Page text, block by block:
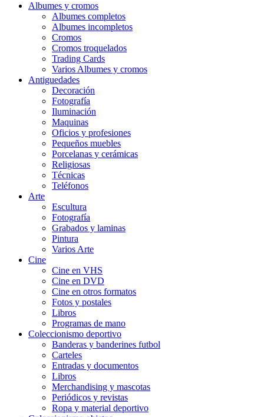
Albumes y cromos
Albumes completos
Albumes incompletos
Cromos
Cromos troquelados
Trading Cards
Varios Albumes y cromos
Antiguedades
Decoración
Fotografía
Iluminación
Maquinas
Oficios y profesiones
Pequeños muebles
Porcelanas y cerámicas
Religiosas
Técnicas
Teléfonos
Arte
Escultura
Fotografía
Grabados y laminas
Pintura
Varios Arte
Cine
Cine en VHS
Cine en DVD
Cine en otros formatos
Fotos y postales
Libros
Programas de mano
Coleccionismo deportivo
Banderas y banderines futbol
Carteles
Entradas y documentos
Libros
Merchandising y mascotas
Periódicos y revistas
Ropa y material deportivo